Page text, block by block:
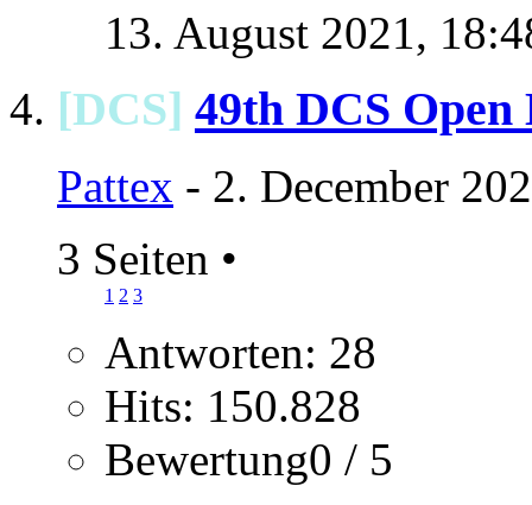
13. August 2021,
[DCS] 49th DCS Open
Pattex - 2. December
3 Seiten •
1 2 3
Antworten: 28
Hits: 150.828
Bewertung0 / 5